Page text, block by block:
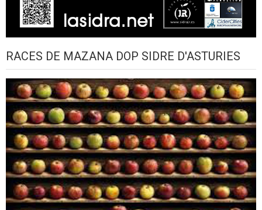
RACES DE MAZANA DOP SIDRE D'ASTURIES